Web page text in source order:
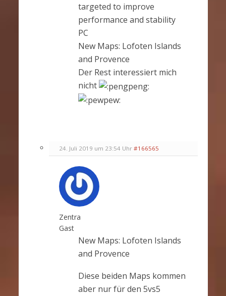
targeted to improve
performance and stability
PC
New Maps: Lofoten Islands
and Provence
Der Rest interessiert mich
nicht
24. Juli 2019 um 23:54 Uhr #166565
Zentra
Gast
New Maps: Lofoten Islands
and Provence
Diese beiden Maps kommen
aber nur für den 5vs5